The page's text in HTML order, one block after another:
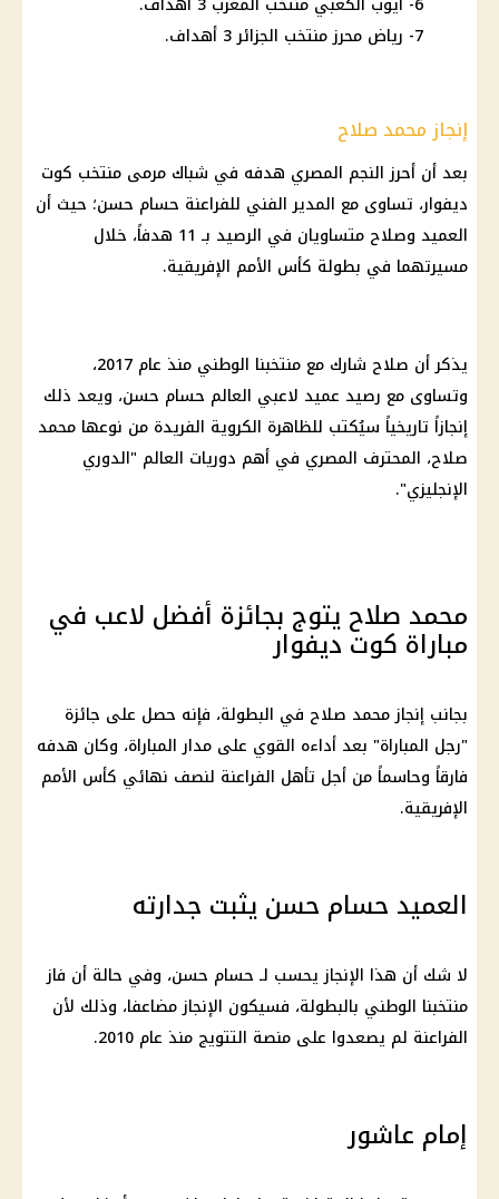
7- رياض محرز منتخب الجزائر 3 أهداف.
إنجاز محمد صلاح
بعد أن أحرز النجم المصري هدفه في شباك مرمى منتخب كوت
ديفوار، تساوى مع المدير الفني للفراعنة حسام حسن؛ حيث أن
العميد وصلاح متساويان في الرصيد بـ 11 هدفاً، خلال
مسيرتهما في بطولة كأس الأمم الإفريقية.
يذكر أن صلاح شارك مع منتخبنا الوطني منذ عام 2017،
وتساوى مع رصيد عميد لاعبي العالم حسام حسن، ويعد ذلك
إنجازاً تاريخياً سيُكتب للظاهرة الكروية الفريدة من نوعها محمد
صلاح، المحترف المصري في أهم دوريات العالم "الدوري
الإنجليزي".
محمد صلاح يتوج بجائزة أفضل لاعب في
مباراة كوت ديفوار
بجانب إنجاز محمد صلاح في البطولة، فإنه حصل على جائزة
"رجل المباراة" بعد أداءه القوي على مدار المباراة، وكان هدفه
فارقاً وحاسماً من أجل تأهل الفراعنة لنصف نهائي كأس الأمم
الإفريقية.
العميد حسام حسن يثبت جدارته
لا شك أن هذا الإنجاز يحسب لـ حسام حسن، وفي حالة أن فاز
منتخبنا الوطني بالبطولة، فسيكون الإنجاز مضاعفا، وذلك لأن
الفراعنة لم يصعدوا على منصة التتويج منذ عام 2010.
إمام عاشور